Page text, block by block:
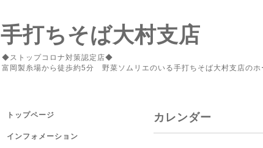
手打ちそば大村支店
◆ストップコロナ対策認定店◆
富岡製糸場から徒歩約5分 野菜ソムリエのいる手打ちそば大村支店のホ
カレンダー
トップページ
インフォメーション